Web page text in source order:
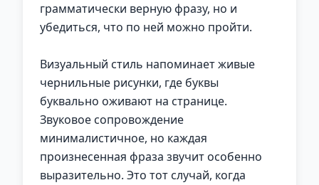
грамматически верную фразу, но и
убедиться, что по ней можно пройти.
Визуальный стиль напоминает живые
чернильные рисунки, где буквы
буквально оживают на странице.
Звуковое сопровождение
минималистичное, но каждая
произнесенная фраза звучит особенно
выразительно. Это тот случай, когда